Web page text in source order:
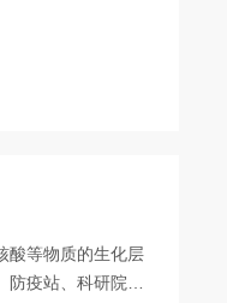
酸等物质的生化层
防疫站、科研院